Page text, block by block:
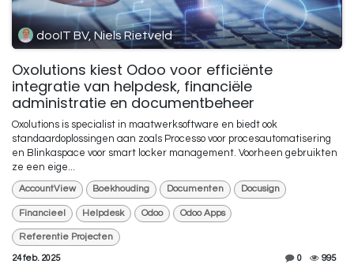
dooIT BV, Niels Rietveld
Oxolutions kiest Odoo voor efficiënte
integratie van helpdesk, financiële
administratie en documentbeheer
Oxolutions is specialist in maatwerksoftware en biedt ook
standaardoplossingen aan zoals Processo voor procesautomatisering
en Blinkaspace voor smart locker management. Voorheen gebruikten
ze een eige...
AccountView Boekhouding Documenten Docusign
Financieel Helpdesk Odoo Odoo Apps
Referentie Projecten
24 feb. 2025 0 995